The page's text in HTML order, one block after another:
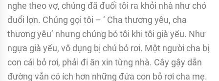
nghe theo vợ, chúng đã đuổi tôi ra khỏi nhà như chó
đuổi lợn. Chúng gọi tôi – ‘ Cha thương yêu, cha
thương yêu’ nhưng chúng bỏ tôi khi tôi già yếu. Như
ngựa già yếu, vô dụng bị chủ bỏ rơi. Một người cha bị
con cái bỏ rơi, phải đi ăn xin từng nhà. Cây gậy dẫn
đường vẫn có ích hơn những đứa con bỏ rơi cha mẹ.